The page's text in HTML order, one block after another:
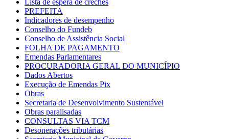
PREFEITA
Indicadores de desempenho
Conselho do Fundeb
Conselho de Assistência Social
FOLHA DE PAGAMENTO
Emendas Parlamentares
PROCURADORIA GERAL DO MUNICÍPIO
Dados Abertos
Execução de Emendas Pix
Obras
Secretaria de Desenvolvimento Sustentável
Obras paralisadas
CONSULTAS VIA TCM
Desonerações tributárias